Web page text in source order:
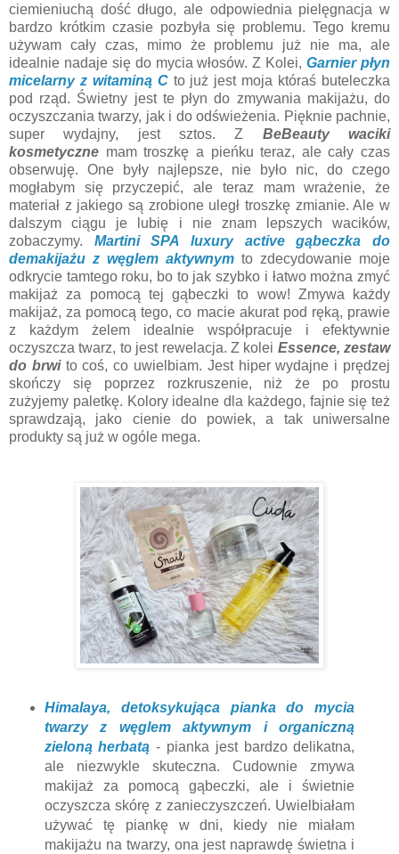
ciemieniuchą dość długo, ale odpowiednia pielęgnacja w
bardzo krótkim czasie pozbyła się problemu. Tego kremu
używam cały czas, mimo że problemu już nie ma, ale
idealnie nadaje się do mycia włosów. Z Kolei, Garnier płyn
micelarny z witaminą Cto już jest moja któraś buteleczka
pod rząd. Świetny jest te płyn do zmywania makijażu, do
oczyszczania twarzy, jak i do odświeżenia. Pięknie pachnie,
super wydajny, jest sztos. Z BeBeauty waciki
kosmetyczne mam troszkę a pieńku teraz, ale cały czas
obserwuję. One były najlepsze, nie było nic, do czego
mogłabym się przyczepić, ale teraz mam wrażenie, że
materiał z jakiego są zrobione uległ troszkę zmianie. Ale w
dalszym ciągu je lubię i nie znam lepszych wacików,
zobaczymy. Martini SPA luxury active gąbeczka do
demakijażu z węglem aktywnym to zdecydowanie moje
odkrycie tamtego roku, bo to jak szybko i łatwo można zmyć
makijaż za pomocą tej gąbeczki to wow! Zmywa każdy
makijaż, za pomocą tego, co macie akurat pod ręką, prawie
z każdym żelem idealnie współpracuje i efektywnie
oczyszcza twarz, to jest rewelacja. Z kolei Essence, zestaw
do brwito coś, co uwielbiam. Jest hiper wydajne i prędzej
skończy się poprzez rozkruszenie, niż że po prostu
zużyjemy paletkę. Kolory idealne dla każdego, fajnie się też
sprawdzają, jako cienie do powiek, a tak uniwersalne
produkty są już w ogóle mega.
Himalaya, detoksykująca pianka do mycia
twarzy z węglem aktywnym i organiczną
zieloną herbatą - pianka jest bardzo delikatna,
ale niezwykle skuteczna. Cudownie zmywa
makijaż za pomocą gąbeczki, ale i świetnie
oczyszcza skórę z zanieczyszczeń. Uwielbiałam
używać tę piankę w dni, kiedy nie miałam
makijażu na twarzy, ona jest naprawdę świetna i